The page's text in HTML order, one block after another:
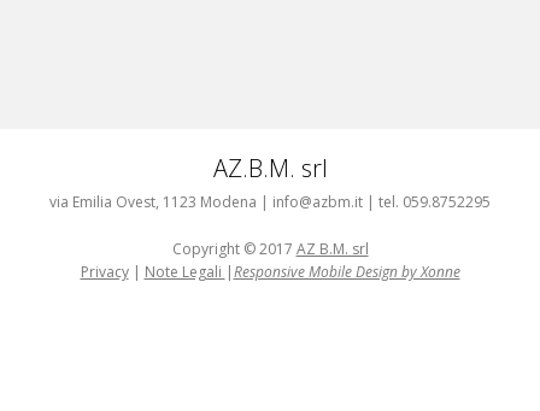
AZ.B.M. srl
via Emilia Ovest, 1123 Modena | info@azbm.it | tel. 059.8752295
Copyright © 2017 AZ B.M. srl
Privacy| Note Legali |Responsive Mobile Design by Xonne